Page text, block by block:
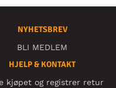
NYHETSBREV
BLI MEDLEM
HJELP & KONTAKT
kjøpet og registrer retur